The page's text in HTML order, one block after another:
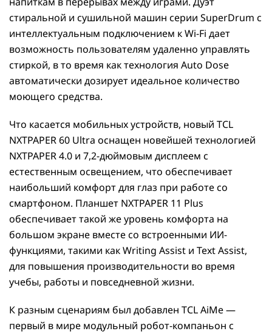
стиральной и сушильной машин серии SuperDrum с
интеллектуальным подключением к Wi-Fi дает
возможность пользователям удаленно управлять
стиркой, в то время как технология Auto Dose
автоматически дозирует идеальное количество
моющего средства.
Что касается мобильных устройств, новый TCL
NXTPAPER 60 Ultra оснащен новейшей технологией
NXTPAPER 4.0 и 7,2-дюймовым дисплеем с
естественным освещением, что обеспечивает
наибольший комфорт для глаз при работе со
смартфоном. Планшет NXTPAPER 11 Plus
обеспечивает такой же уровень комфорта на
большом экране вместе со встроенными ИИ-
функциями, такими как Writing Assist и Text Assist,
для повышения производительности во время
учебы, работы и повседневной жизни.
К разным сценариям был добавлен TCL AiMe —
первый в мире модульный робот-компаньон с